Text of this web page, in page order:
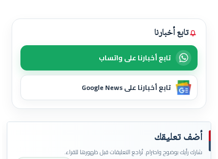
تابع أخبارنا
تابع أخبارنا على واتساب
تابع أخبارنا على Google News
أضف تعليقك
شارك رأيك بوضوح واحترام. تُراجع التعليقات قبل ظهورها للقراء.